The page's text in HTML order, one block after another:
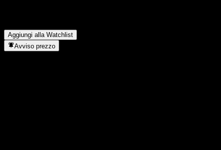
Aggiungi alla Watchlist
Avviso prezzo